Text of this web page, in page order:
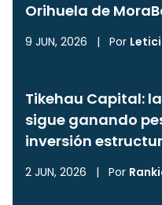
Orihuela de
9 JUN, 2026 | Por
Tikehau Capital:
sigue ganando
inversión
2 JUN, 2026 | Por